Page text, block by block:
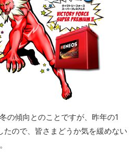
の傾向とのことですが、昨年の1
たので、皆さまどうか気を緩めない